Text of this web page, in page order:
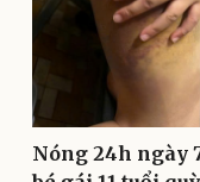
Nóng 24h ngày